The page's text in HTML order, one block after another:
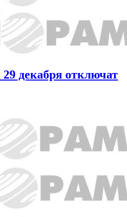
декабря отключат